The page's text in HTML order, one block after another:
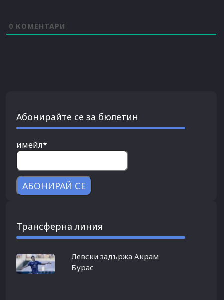
0 КОМЕНТАРИ
Абонирайте се за бюлетин
имейл*
Трансферна линия
Левски задържа Акрам
Бурас